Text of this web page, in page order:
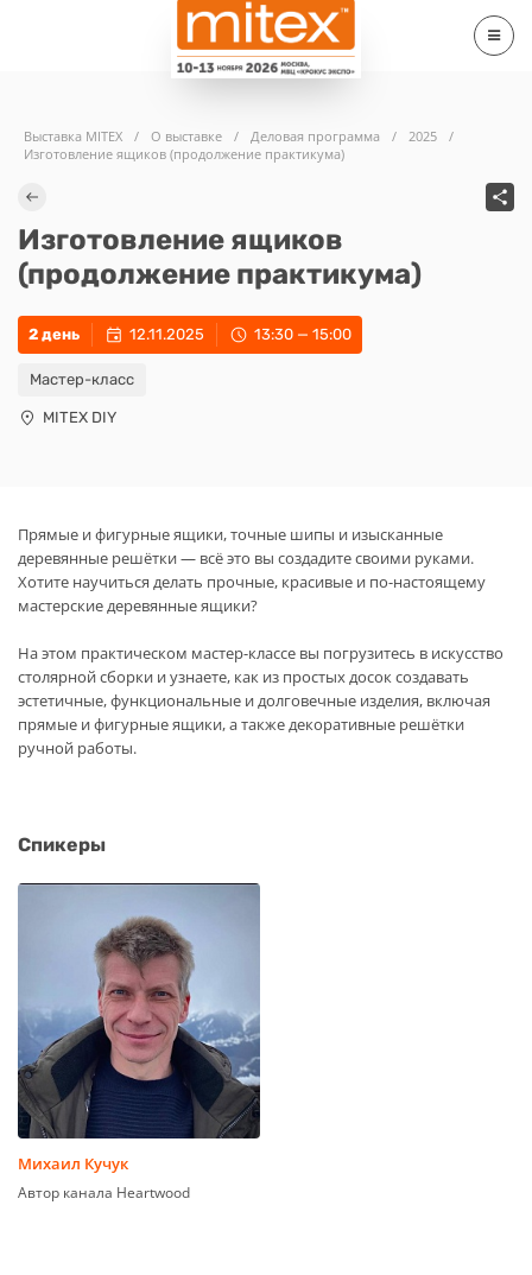
Выставка MITEX / О выставке / Деловая программа / 2025
/
Изготовление ящиков (продолжение практикума)
Изготовление ящиков
(продолжение практикума)
2 день 12.11.2025 13:30 — 15:00
Мастер-класс
MITEX DIY
Прямые и фигурные ящики, точные шипы и изысканные
деревянные решётки — всё это вы создадите своими руками.
Хотите научиться делать прочные, красивые и по-настоящему
мастерские деревянные ящики?
На этом практическом мастер-классе вы погрузитесь в искусство
столярной сборки и узнаете, как из простых досок создавать
эстетичные, функциональные и долговечные изделия, включая
прямые и фигурные ящики, а также декоративные решётки
ручной работы.
Спикеры
Михаил Кучук
Автор канала Heartwood